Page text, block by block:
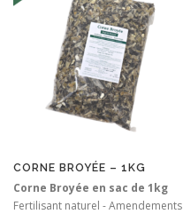
CORNE BROYÉE – 1KG
Corne Broyée en sac de 1kg
Fertilisant naturel - Amendements